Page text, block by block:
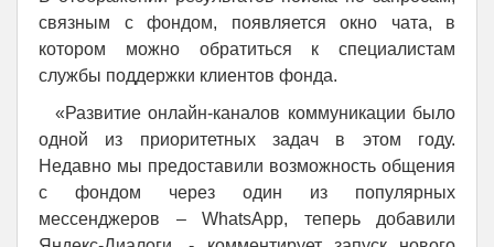
связным с фондом, появляется окно чата, в
котором можно обратиться к специалистам
службы поддержки клиентов фонда.
«Развитие онлайн-каналов коммуникации было
одной из приоритетных задач в этом году.
Недавно мы предоставили возможность общения
с фондом через один из популярных
мессенджеров – WhatsApp, теперь добавили